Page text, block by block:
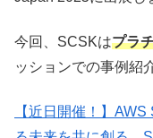
今回、SCSKはプラ
ッションでの事例紹
【近日開催！】